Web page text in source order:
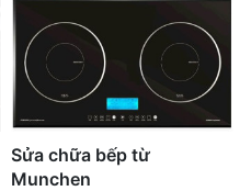
Sửa chữa bếp từ
Munchen